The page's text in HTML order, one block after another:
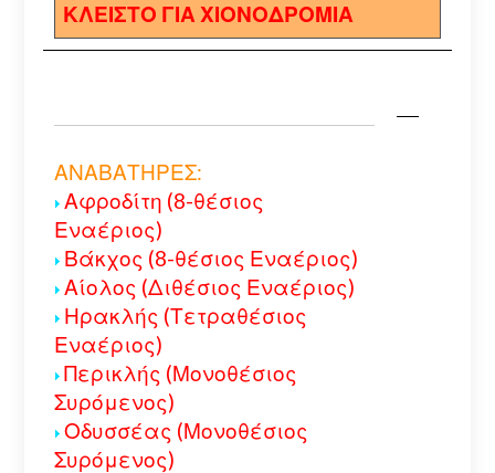
ΚΛΕΙΣΤΟ ΓΙΑ ΧΙΟΝΟΔΡΟΜΙΑ
ΑΝΑΒΑΤΗΡΕΣ:
Αφροδίτη (8-θέσιος
Εναέριος)
Βάκχος (8-θέσιος Εναέριος)
Αίολος (Διθέσιος Εναέριος)
Ηρακλής (Τετραθέσιος
Εναέριος)
Περικλής (Μονοθέσιος
Συρόμενος)
Οδυσσέας (Μονοθέσιος
Συρόμενος)